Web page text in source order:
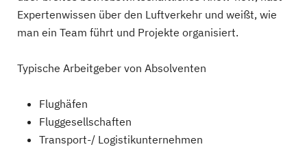
Expertenwissen über den Luftverkehr und weißt, wie
man ein Team führt und Projekte organisiert.
Typische Arbeitgeber von Absolventen
Flughäfen
Fluggesellschaften
Transport-/ Logistikunternehmen